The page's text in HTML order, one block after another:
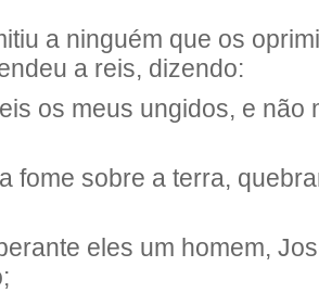
a ninguém que os
a reis, dizendo:
os meus ungidos, e não
fome sobre a terra,
eles um homem,